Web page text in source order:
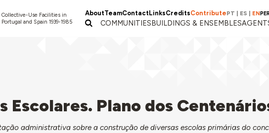
Collective-Use Facilities in
Portugal and Spain 1939-1985
AboutTeamContactLinksCreditsContributePT ES EN
COMMUNITIESBUILDINGS & ENSEMBLES
Escolares. Plano dos
administrativa sobre a construção de diversas escolas primárias do